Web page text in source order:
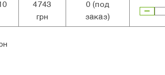
4743
грн
0(под
заказ)